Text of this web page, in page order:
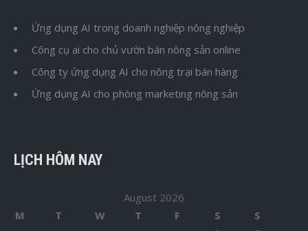
Ứng dụng AI trong doanh nghiệp nông nghiệp
Công cụ ai cho chủ vườn bán nông sản online
Công ty ứng dụng AI cho nông trại bán hàng
Ứng dụng AI cho phòng marketing nông sản
LỊCH HÔM NAY
August 2026
M
T W T F S
S